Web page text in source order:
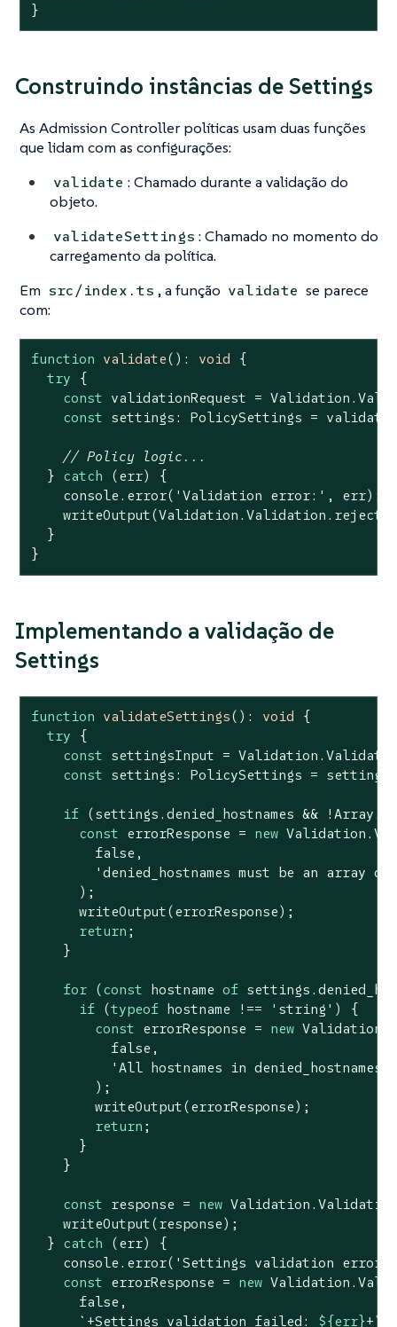
}
Construindo instâncias de Settings
As Admission Controller políticas usam duas funções
que lidam com as configurações:
validate : Chamado durante a validação do
objeto.
validateSettings : Chamado no momento do
carregamento da política.
Em src/index.ts , a função validate se parece
com:
function validate( ): void
{
try {
const validationRequest =
const settings: PolicySettings =
// Policy logic...
  }
catch (err) {
console.error( 'Validation error:' , err);
  }
}
Implementando a validação de
Settings
function validateSettings( ): void
{
try {
const settingsInput =
const settings: PolicySettings =
if (settings.denied_hostnames && ! Array
const errorResponse = new
false,
'denied_hostnames must be an array
      );
      writeOutput(errorResponse);
return ;
    }
for ( const hostname of
if (typeof hostname !== 'string' ) {
const errorResponse = new
false,
'All hostnames in
        );
        writeOutput(errorResponse);
return ;
      }
    }
const response = new
    writeOutput(response);
  }
catch (err) {
console.error( 'Settings validation error:'
const errorResponse = new
false,
`+Settings validation failed: ${err}+`